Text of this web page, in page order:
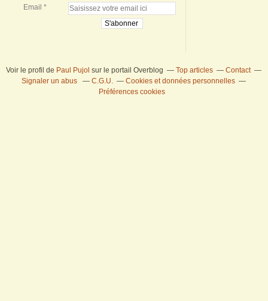
Email
Voir le profil de Paul Pujol sur le portail Overblog Top articles
Contact
Signaler un abus
C.G.U.
Cookies et données personnelles
Préférences cookies